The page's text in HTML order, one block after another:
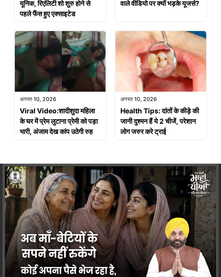
यूनिक, रिएलिटी शो शुरु होने से
पहले फैंस हुए एक्साइटेड
वाले वीडियो पर क्यों भड़के यूजर्स?
अगस्त 10, 2026
Viral Video:शादीशुदा महिला
के घर में प्रेम लुटाना प्रेमी को पड़ा
भारी, अंजाम देख कांप उठेगी रुह
अगस्त 10, 2026
Health Tips: दांतों के कीड़े की
जानी दुश्मन हैं ये 2 चीजें, परेशान
लोग जरुर करे ट्राई